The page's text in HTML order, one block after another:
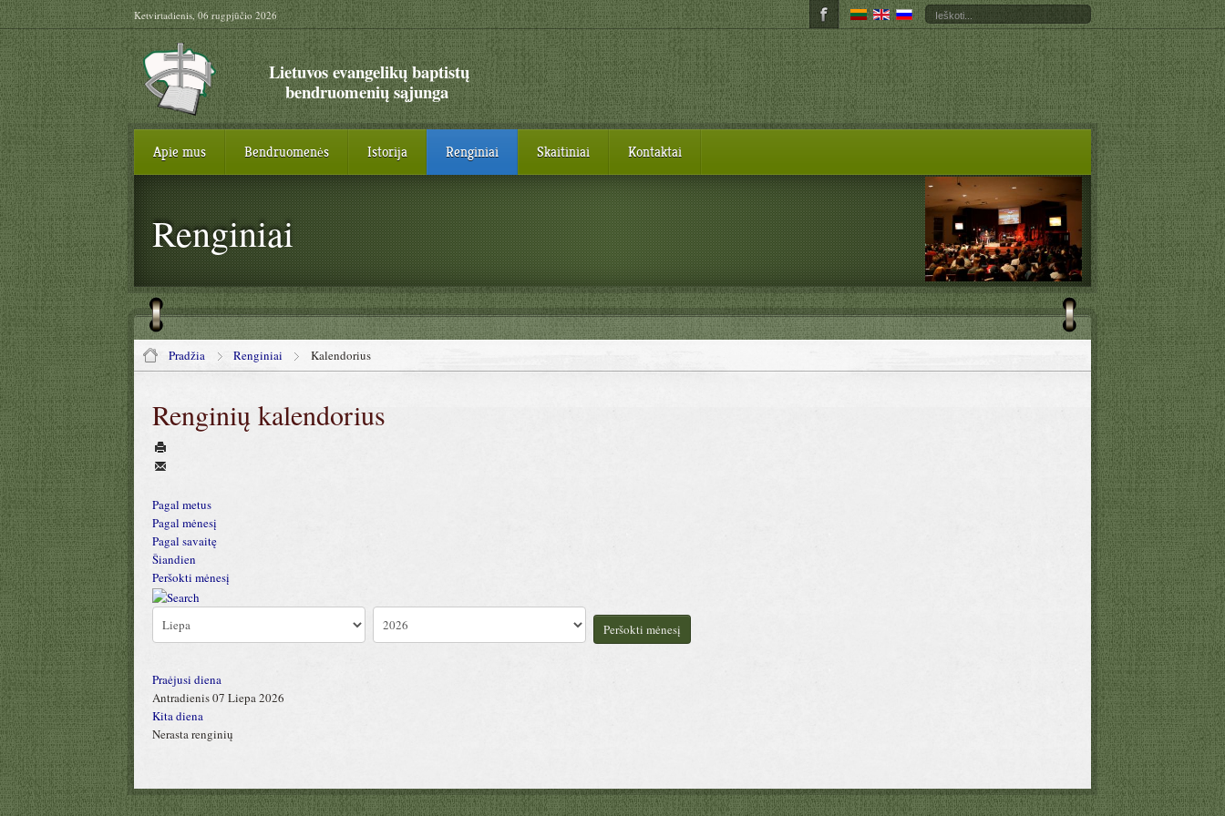
Ketvirtadienis, 06 rugpjūčio 2026
Lietuvos evangelikų baptistų
bendruomenių sąjunga
Apie mus Bendruomenės Istorija Renginiai Skaitiniai Kontaktai
Renginiai
Pradžia Renginiai Kalendorius
Renginių kalendorius
Pagal metus
Pagal mėnesį
Pagal savaitę
Šiandien
Peršokti mėnesį
Peršokti mėnesį
Praėjusi diena
Antradienis 07 Liepa 2026
Kita diena
Nerasta renginių